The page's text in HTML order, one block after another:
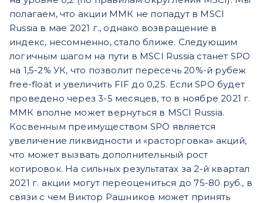
полагаем, что акции ММК не попадут в MSCI
Russia в мае 2021 г., однако возвращение в
индекс, несомненно, стало ближе. Следующим
логичным шагом на пути в MSCI Russia станет SPO
на 1,5-2% УК, что позволит пересечь 20%-й рубеж
free-float и увеличить FIF до 0,25. Если SPO будет
проведено через 3-5 месяцев, то в ноябре 2021 г.
ММК вполне может вернуться в MSCI Russia.
Косвенным преимуществом SPO является
увеличение ликвидности и «расторговка» акций,
что может вызвать дополнительный рост
котировок. На сильных результатах за 2-й квартал
2021 г. акции могут переоцениться до 75-80 руб., в
связи с чем Виктор Рашников может принять